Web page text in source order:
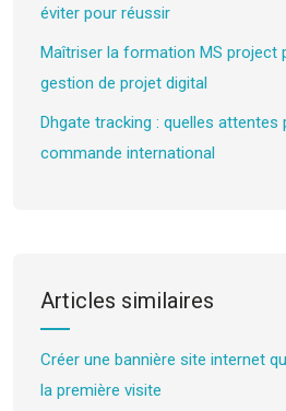
éviter pour réussir
Maîtriser la formation MS project
gestion de projet digital
Dhgate tracking : quelles attentes
commande international
Articles similaires
Créer une bannière site internet
la première visite